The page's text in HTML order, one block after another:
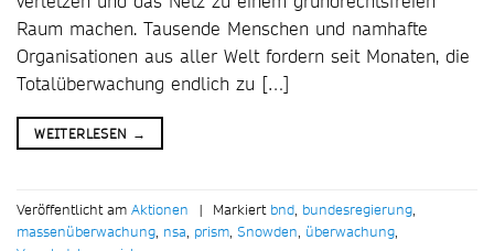
Raum machen. Tausende Menschen und namhafte
Organisationen aus aller Welt fordern seit Monaten, die
Totalüberwachung endlich zu […]
WEITERLESEN →
Veröffentlicht am Aktionen | Markiert bnd, bundesregierung,
massenüberwachung, nsa, prism, Snowden, überwachung,